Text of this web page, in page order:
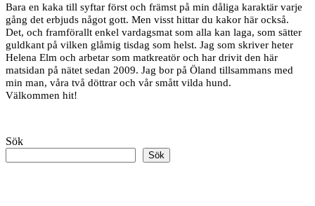
Bara en kaka till syftar först och främst på min dåliga karaktär varje
gång det erbjuds något gott. Men visst hittar du kakor här också.
Det, och framförallt enkel vardagsmat som alla kan laga, som sätter
guldkant på vilken glåmig tisdag som helst. Jag som skriver heter
Helena Elm och arbetar som matkreatör och har drivit den här
matsidan på nätet sedan 2009. Jag bor på Öland tillsammans med
min man, våra två döttrar och vår smått vilda hund.
Välkommen hit!
Sök
Sök